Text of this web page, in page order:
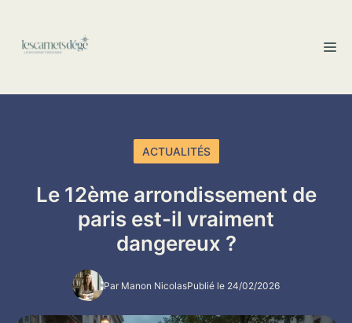
contenu
ACTUALITÉS
Le 12ème arrondissement de
paris est-il vraiment
dangereux ?
Par Manon NicolasPublié le 24/02/2026